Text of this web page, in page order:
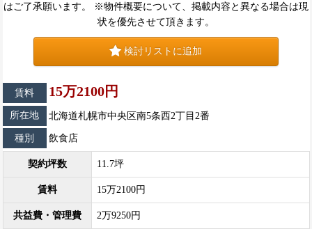
はご了承願います。 ※物件概要について、掲載内容と異なる場合は現
状を優先させて頂きます。
検討リストに追加
賃料 15万2100円
所在地 北海道札幌市中央区南5条西2丁目2番
種別 飲食店
契約坪数 11.7坪
賃料 15万2100円
共益費・管理費 2万9250円